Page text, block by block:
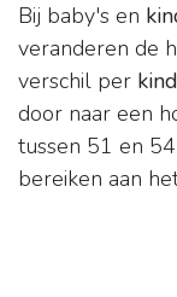
Bij baby's en
veranderen de
verschil per kind
door naar een
tussen 51 en 54
bereiken aan